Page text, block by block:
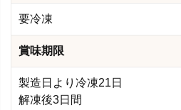
要冷凍
賞味期限
製造日より冷凍21日
解凍後3日間